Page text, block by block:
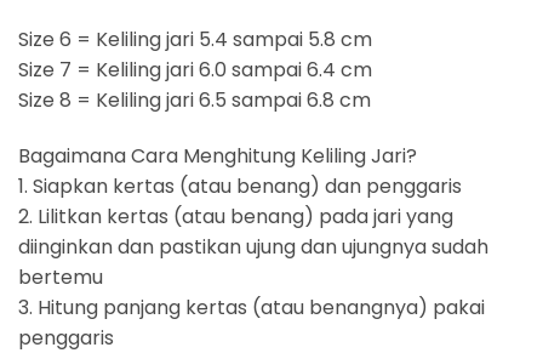
Size 6 = Keliling jari 5.4 sampai 5.8 cm
Size 7 = Keliling jari 6.0 sampai 6.4 cm
Size 8 = Keliling jari 6.5 sampai 6.8 cm
Bagaimana Cara Menghitung Keliling Jari?
1. Siapkan kertas (atau benang) dan penggaris
2. Lilitkan kertas (atau benang) pada jari yang
diinginkan dan pastikan ujung dan ujungnya sudah
bertemu
3. Hitung panjang kertas (atau benangnya) pakai
penggaris